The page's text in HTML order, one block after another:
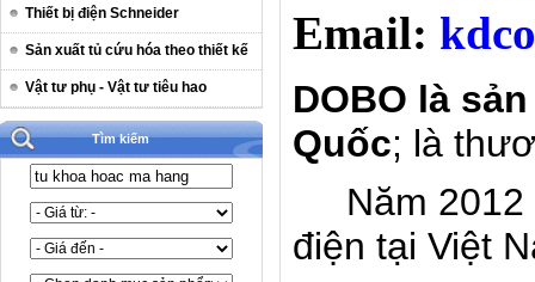
Thiết bị điện Schneider
Sản xuất tủ cứu hóa theo thiết kế
Vật tư phụ - Vật tư tiêu hao
Tìm kiếm
Email:
DOBO là
Quốc; là
Năm 2012
điện tại Việt